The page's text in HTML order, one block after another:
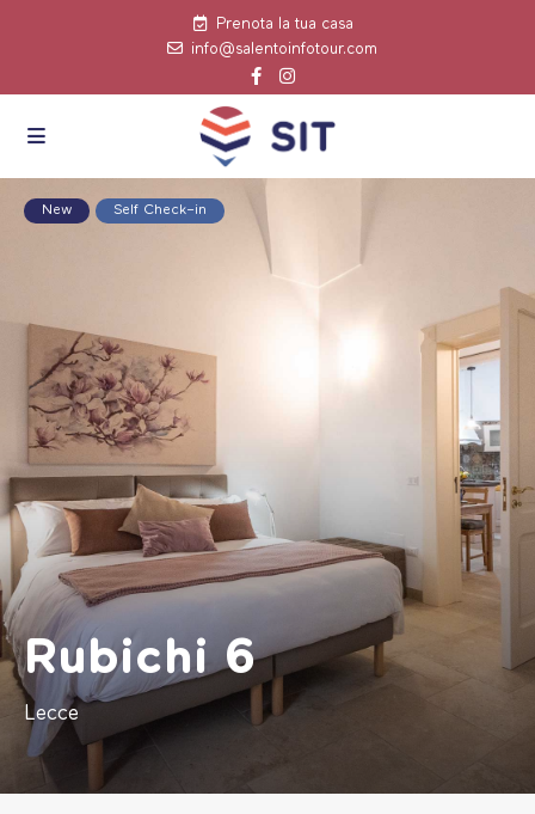
Prenota la tua casa
info@salentoinfotour.com
New Self Check–in
Rubichi 6
Lecce